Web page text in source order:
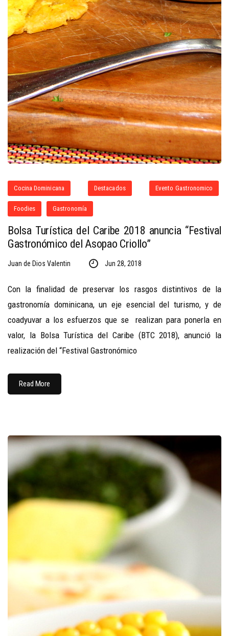
Cocina Dominicana Destacados Evento Gastronomico
Foodies Gastronomía
Bolsa Turística del Caribe 2018 anuncia “Festival
Gastronómico del Asopao Criollo”
Juan de Dios Valentin Jun 28, 2018
Con la finalidad de preservar los rasgos distintivos de la
gastronomía dominicana, un eje esencial del turismo, y de
coadyuvar a los esfuerzos que se realizan para ponerla en
valor, la Bolsa Turística del Caribe (BTC 2018), anunció la
realización del “Festival Gastronómico
Read More